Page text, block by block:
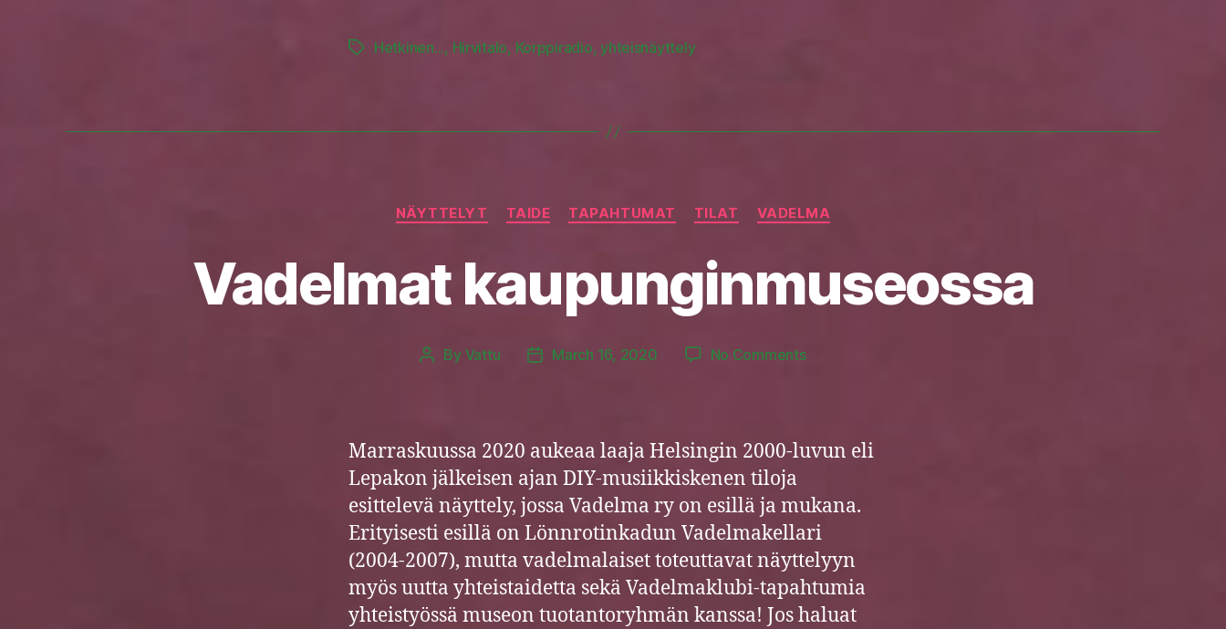
TagsHetkinen..., Hirvitalo, Korppiradio,yhteisnäyttely
Categories
NÄYTTELYT TAIDE TAPAHTUMAT TILAT VADELMA
Vadelmat kaupunginmuseossa
Post
By Vattu
PostMarch 16, 2020 No Commentson
Marraskuussa 2020 aukeaa laaja Helsingin 2000-luvun eli
Lepakon jälkeisen ajan DIY-musiikkiskenen tiloja
esittelevä näyttely, jossa Vadelma ry on esillä ja mukana.
Erityisesti esillä on Lönnrotinkadun Vadelmakellari
(2004-2007), mutta vadelmalaiset toteuttavat näyttelyyn
myös uutta yhteistaidetta sekä Vadelmaklubi-tapahtumia
yhteistyössä museon tuotantoryhmän kanssa! Jos haluat